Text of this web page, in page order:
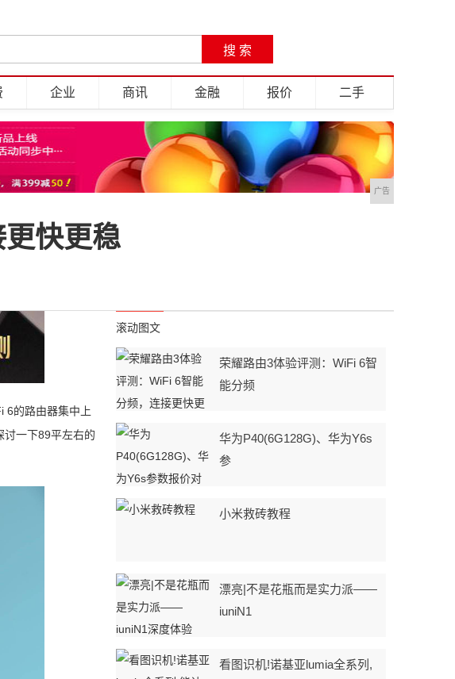
企业 商讯 金融 报价 二手
广告
快更稳
6的路由器集中上
讨一下89平左右的
滚动图文
荣耀路由3体验评测：WiFi 6智
能分频
华为P40(6G128G)、华为Y6s
参
小米救砖教程
漂亮|不是花瓶而是实力派——
iuniN1
看图识机!诺基亚lumia全系列,